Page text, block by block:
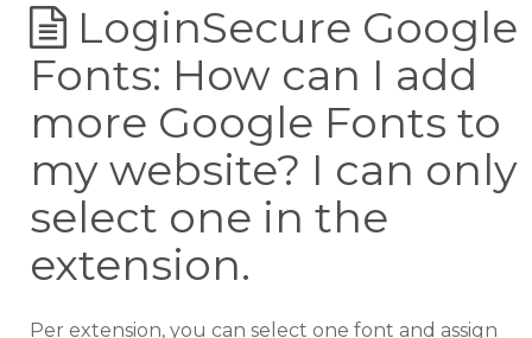
LoginSecure Google
Fonts: How can I add
more Google Fonts to
my website? I can only
select one in the
extension.
Per extension, you can select one font and assign